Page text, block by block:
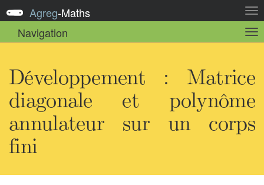
la
Agreg-Maths
Navigation
la
Développement : Matrice
diagonale et polynôme
annulateur sur un corps
fini